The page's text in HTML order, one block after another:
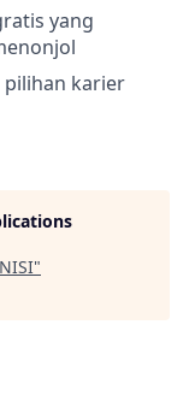
yang
pilihan karier
"